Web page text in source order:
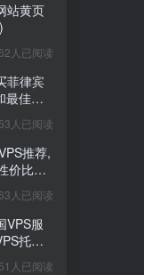
站黄页
人已阅读
菲律宾
最佳
人已阅读
推荐,
价比超
人已阅读
VPS服
托管
人已阅读